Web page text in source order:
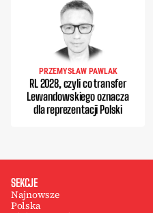
PRZEMYSŁAW PAWLAK
RL 2028, czyli co transfer
Lewandowskiego oznacza
dla reprezentacji Polski
SEKCJE
Najnowsze
Polska